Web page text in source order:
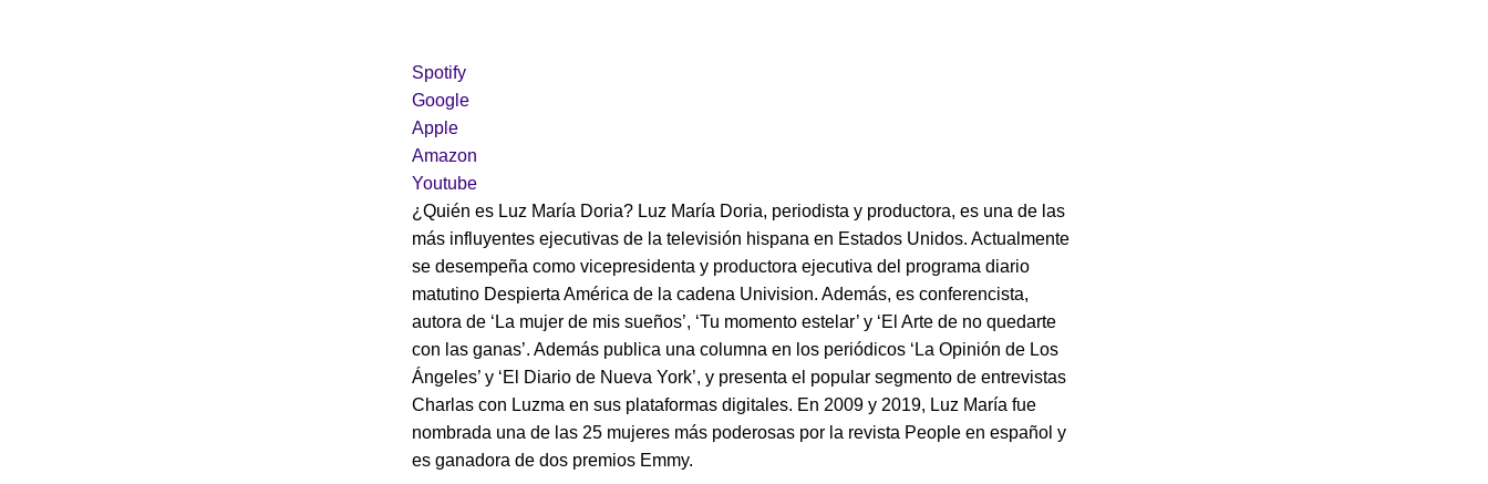
Spotify
Google
Apple
Amazon
Youtube
¿Quién es Luz María Doria? Luz María Doria, periodista y productora, es una de las
más influyentes ejecutivas de la televisión hispana en Estados Unidos. Actualmente
se desempeña como vicepresidenta y productora ejecutiva del programa diario
matutino Despierta América de la cadena Univision. Además, es conferencista,
autora de ‘La mujer de mis sueños’, ‘Tu momento estelar’ y ‘El Arte de no quedarte
con las ganas’. Además publica una columna en los periódicos ‘La Opinión de Los
Ángeles’ y ‘El Diario de Nueva York’, y presenta el popular segmento de entrevistas
Charlas con Luzma en sus plataformas digitales. En 2009 y 2019, Luz María fue
nombrada una de las 25 mujeres más poderosas por la revista People en español y
es ganadora de dos premios Emmy.